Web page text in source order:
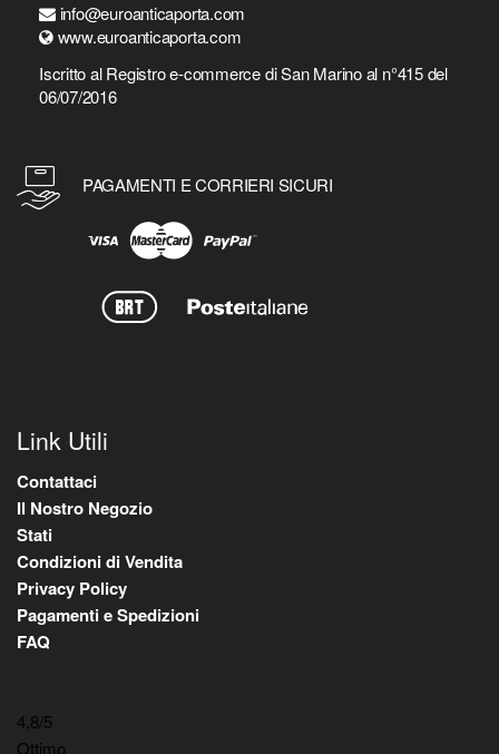
info@euroanticaporta.com
www.euroanticaporta.com
Iscritto al Registro e-commerce di San Marino al n°415 del
06/07/2016
PAGAMENTI E CORRIERI SICURI
Link Utili
Contattaci
Il Nostro Negozio
Stati
Condizioni di Vendita
Privacy Policy
Pagamenti e Spedizioni
FAQ
4,8/5
Ottimo